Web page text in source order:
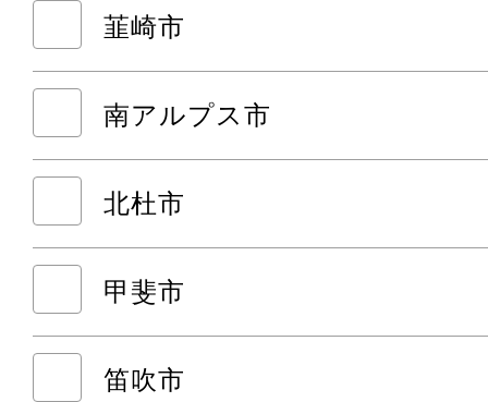
韮崎市
南アルプス市
北杜市
甲斐市
笛吹市